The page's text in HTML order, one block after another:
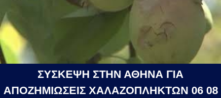
ΣΥΣΚΕΨΗ ΣΤΗΝ ΑΘΗΝΑ ΓΙΑ
ΑΠΟΖΗΜΙΩΣΕΙΣ ΧΑΛΑΖΟΠΛΗΚΤΩΝ 06 08